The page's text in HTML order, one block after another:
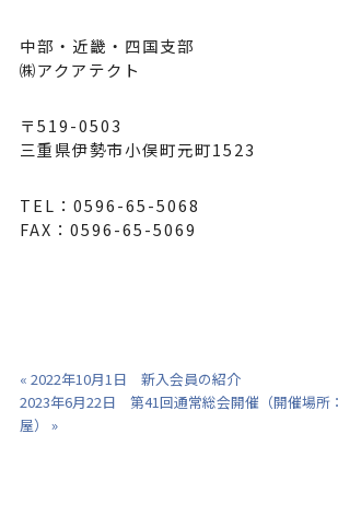
中部・近畿・四国支部
㈱アクアテクト
〒519-0503
三重県伊勢市小俣町元町1523
TEL：0596-65-5068
FAX：0596-65-5069
« 2022年10月1日 新入会員の紹介
2023年6月22日 第41回通常総会開催（開催場
屋） »